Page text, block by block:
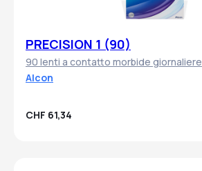
PRECISION 1 (90)
90 lenti a contatto morbide giornaliere
Alcon
CHF 61,34